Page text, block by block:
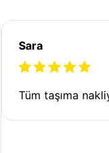
Sara
Tüm taşıma